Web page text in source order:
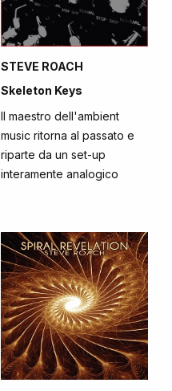
STEVE ROACH
Skeleton Keys
Il maestro dell'ambient
music ritorna al passato e
riparte da un set-up
interamente analogico